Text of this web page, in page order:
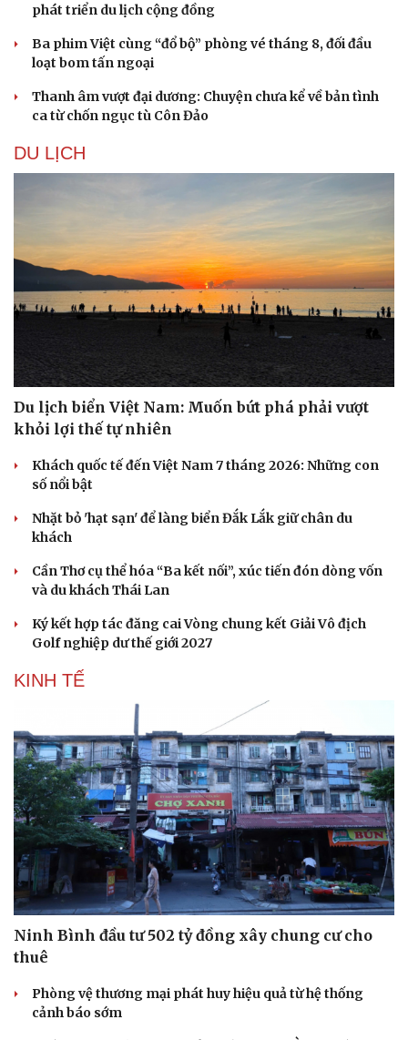
Văn hóa
Sân khấu - Điện ảnh
Văn học
Di sản
Nghệ sĩ
phát triển du lịch cộng đồng
Ba phim Việt cùng “đổ bộ” phòng vé tháng 8, đối đầu
loạt bom tấn ngoại
Thanh âm vượt đại dương: Chuyện chưa kể về bản tình
ca từ chốn ngục tù Côn Đảo
DU LỊCH
Du lịch biển Việt Nam: Muốn bứt phá phải vượt
khỏi lợi thế tự nhiên
Khách quốc tế đến Việt Nam 7 tháng 2026: Những con
số nổi bật
Nhặt bỏ 'hạt sạn' để làng biển Đắk Lắk giữ chân du
khách
Cần Thơ cụ thể hóa “Ba kết nối”, xúc tiến đón dòng vốn
và du khách Thái Lan
Ký kết hợp tác đăng cai Vòng chung kết Giải Vô địch
Golf nghiệp dư thế giới 2027
KINH TẾ
Ninh Bình đầu tư 502 tỷ đồng xây chung cư cho
thuê
Phòng vệ thương mại phát huy hiệu quả từ hệ thống
cảnh báo sớm